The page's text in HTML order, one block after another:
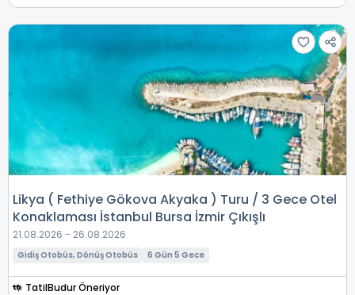
Likya ( Fethiye Gökova Akyaka ) Turu / 3 Gece Otel
Konaklaması İstanbul Bursa İzmir Çıkışlı
21.08.2026 - 26.08.2026
Gidiş Otobüs, Dönüş Otobüs 6 Gün 5 Gece
TatilBudur Öneriyor